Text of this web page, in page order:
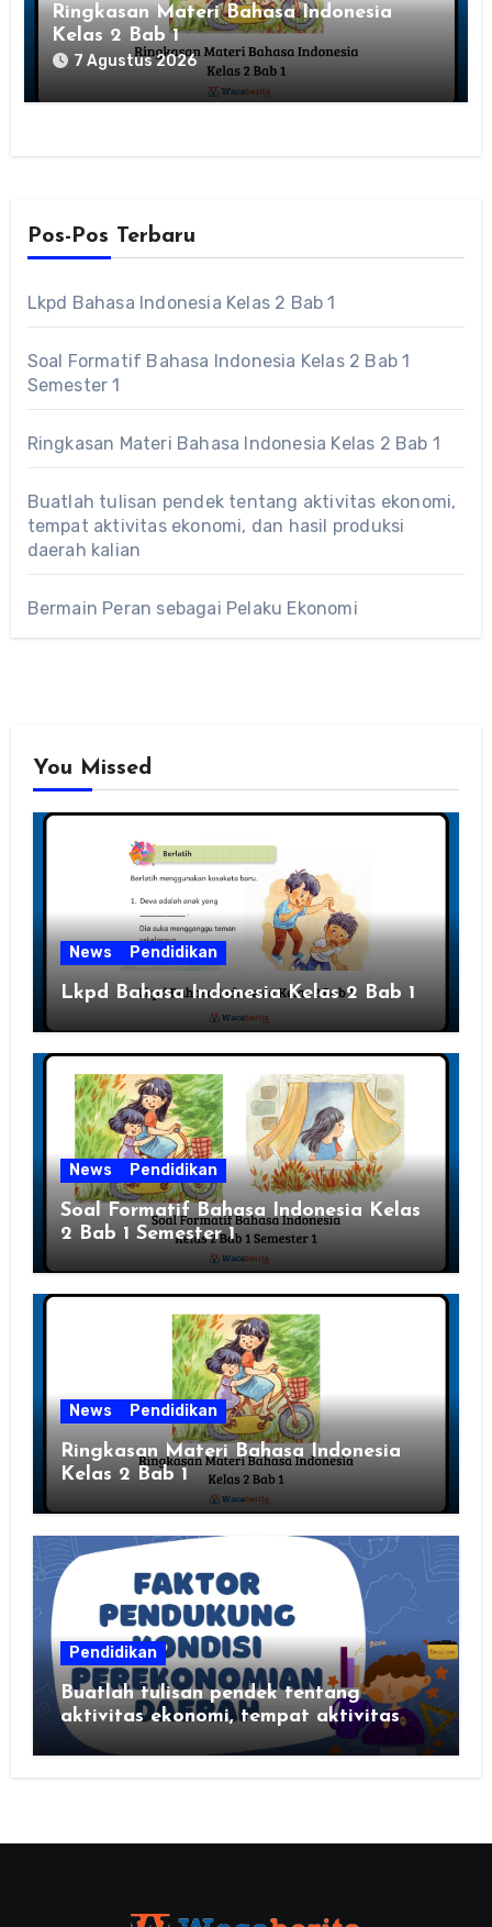
Ringkasan Materi Bahasa Indonesia
Kelas 2 Bab 1
7 Agustus 2026
Pos-Pos Terbaru
Lkpd Bahasa Indonesia Kelas 2 Bab 1
Soal Formatif Bahasa Indonesia Kelas 2 Bab 1
Semester 1
Ringkasan Materi Bahasa Indonesia Kelas 2 Bab 1
Buatlah tulisan pendek tentang aktivitas ekonomi,
tempat aktivitas ekonomi, dan hasil produksi
daerah kalian
Bermain Peran sebagai Pelaku Ekonomi
You Missed
News Pendidikan
Lkpd Bahasa Indonesia Kelas 2 Bab 1
News Pendidikan
Soal Formatif Bahasa Indonesia Kelas
2 Bab 1 Semester 1
News Pendidikan
Ringkasan Materi Bahasa Indonesia
Kelas 2 Bab 1
Pendidikan
Buatlah tulisan pendek tentang
aktivitas ekonomi, tempat aktivitas
ekonomi, dan hasil produksi daerah
kalian